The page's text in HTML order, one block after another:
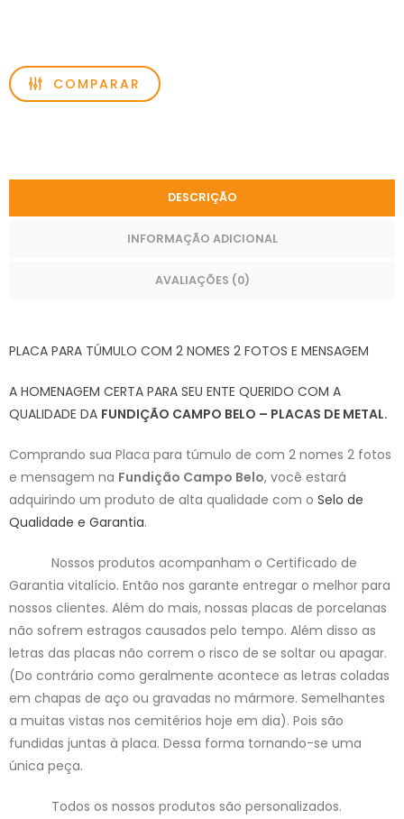
COMPARAR
DESCRIÇÃO
INFORMAÇÃO ADICIONAL
AVALIAÇÕES (0)
PLACA PARA TÚMULO COM 2 NOMES 2 FOTOS E MENSAGEM
A HOMENAGEM CERTA PARA SEU ENTE QUERIDO COM A
QUALIDADE DA FUNDIÇÃO CAMPO BELO – PLACAS DE METAL.
Comprando sua Placa para túmulo de com 2 nomes 2 fotos
e mensagem na Fundição Campo Belo, você estará
adquirindo um produto de alta qualidade com o Selo de
Qualidade e Garantia.
Nossos produtos acompanham o Certificado de
Garantia vitalício. Então nos garante entregar o melhor para
nossos clientes. Além do mais, nossas placas de porcelanas
não sofrem estragos causados pelo tempo. Além disso as
letras das placas não correm o risco de se soltar ou apagar.
(Do contrário como geralmente acontece as letras coladas
em chapas de aço ou gravadas no mármore. Semelhantes
a muitas vistas nos cemitérios hoje em dia). Pois são
fundidas juntas à placa. Dessa forma tornando-se uma
única peça.
Todos os nossos produtos são personalizados.